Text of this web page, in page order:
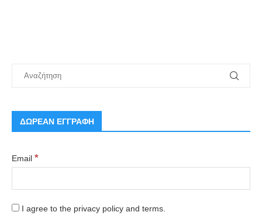
ΔΩΡΕΑΝ ΕΓΓΡΑΦΗ
Email *
I agree to the privacy policy and terms.